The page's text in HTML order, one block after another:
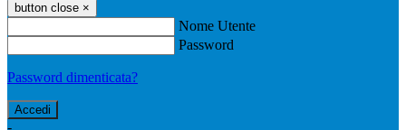
button close ×
Nome Utente
Password
Password dimenticata?